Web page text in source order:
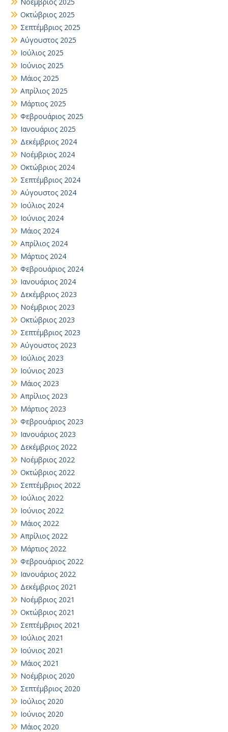
Οκτώβριος 2025
Σεπτέμβριος 2025
Αύγουστος 2025
Ιούλιος 2025
Ιούνιος 2025
Μάιος 2025
Απρίλιος 2025
Μάρτιος 2025
Φεβρουάριος 2025
Ιανουάριος 2025
Δεκέμβριος 2024
Νοέμβριος 2024
Οκτώβριος 2024
Σεπτέμβριος 2024
Αύγουστος 2024
Ιούλιος 2024
Ιούνιος 2024
Μάιος 2024
Απρίλιος 2024
Μάρτιος 2024
Φεβρουάριος 2024
Ιανουάριος 2024
Δεκέμβριος 2023
Νοέμβριος 2023
Οκτώβριος 2023
Σεπτέμβριος 2023
Αύγουστος 2023
Ιούλιος 2023
Ιούνιος 2023
Μάιος 2023
Απρίλιος 2023
Μάρτιος 2023
Φεβρουάριος 2023
Ιανουάριος 2023
Δεκέμβριος 2022
Νοέμβριος 2022
Οκτώβριος 2022
Σεπτέμβριος 2022
Ιούλιος 2022
Ιούνιος 2022
Μάιος 2022
Απρίλιος 2022
Μάρτιος 2022
Φεβρουάριος 2022
Ιανουάριος 2022
Δεκέμβριος 2021
Νοέμβριος 2021
Οκτώβριος 2021
Σεπτέμβριος 2021
Ιούλιος 2021
Ιούνιος 2021
Μάιος 2021
Νοέμβριος 2020
Σεπτέμβριος 2020
Ιούλιος 2020
Ιούνιος 2020
Μάιος 2020